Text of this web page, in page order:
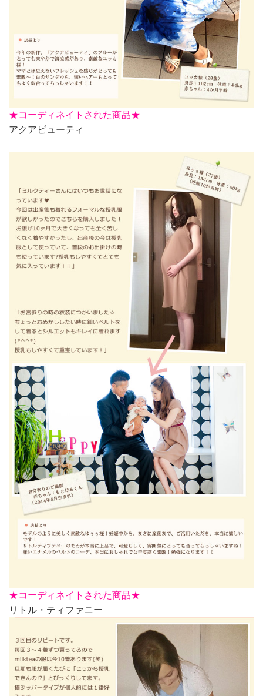
★コーディネイトされた商品★
アクアビューティ
★コーディネイトされた商品★
リトル・ティファニー